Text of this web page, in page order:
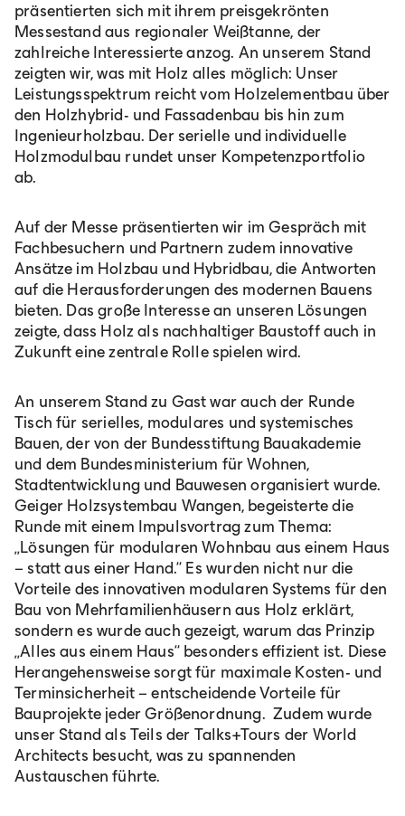
präsentierten sich mit ihrem preisgekrönten
Messestand aus regionaler Weißtanne, der
zahlreiche Interessierte anzog. An unserem Stand
zeigten wir, was mit Holz alles möglich: Unser
Leistungsspektrum reicht vom Holzelementbau über
den Holzhybrid- und Fassadenbau bis hin zum
Ingenieurholzbau. Der serielle und individuelle
Holzmodulbau rundet unser Kompetenzportfolio
ab.
Auf der Messe präsentierten wir im Gespräch mit
Fachbesuchern und Partnern zudem innovative
Ansätze im Holzbau und Hybridbau, die Antworten
auf die Herausforderungen des modernen Bauens
bieten. Das große Interesse an unseren Lösungen
zeigte, dass Holz als nachhaltiger Baustoff auch in
Zukunft eine zentrale Rolle spielen wird.
An unserem Stand zu Gast war auch der Runde
Tisch für serielles, modulares und systemisches
Bauen, der von der Bundesstiftung Bauakademie
und dem Bundesministerium für Wohnen,
Stadtentwicklung und Bauwesen organisiert wurde.
Geiger Holzsystembau Wangen, begeisterte die
Runde mit einem Impulsvortrag zum Thema:
„Lösungen für modularen Wohnbau aus einem Haus
– statt aus einer Hand.“ Es wurden nicht nur die
Vorteile des innovativen modularen Systems für den
Bau von Mehrfamilienhäusern aus Holz erklärt,
sondern es wurde auch gezeigt, warum das Prinzip
„Alles aus einem Haus“ besonders effizient ist. Diese
Herangehensweise sorgt für maximale Kosten- und
Terminsicherheit – entscheidende Vorteile für
Bauprojekte jeder Größenordnung. Zudem wurde
unser Stand als Teils der Talks+Tours der World
Architects besucht, was zu spannenden
Austauschen führte.